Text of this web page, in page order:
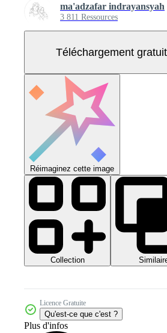
ma'adzafar indrayansyah
3 811 Ressources
Téléchargement gratuit
Réimaginez cette image
Collection
Licence Gratuite
Qu'est-ce que c'est ?
Plus d'infos